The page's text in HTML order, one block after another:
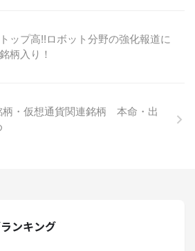
ップ高!!ロボット分野の強化報道に
柄入り！
柄・仮想通貨関連銘柄 本命・出
ンキング